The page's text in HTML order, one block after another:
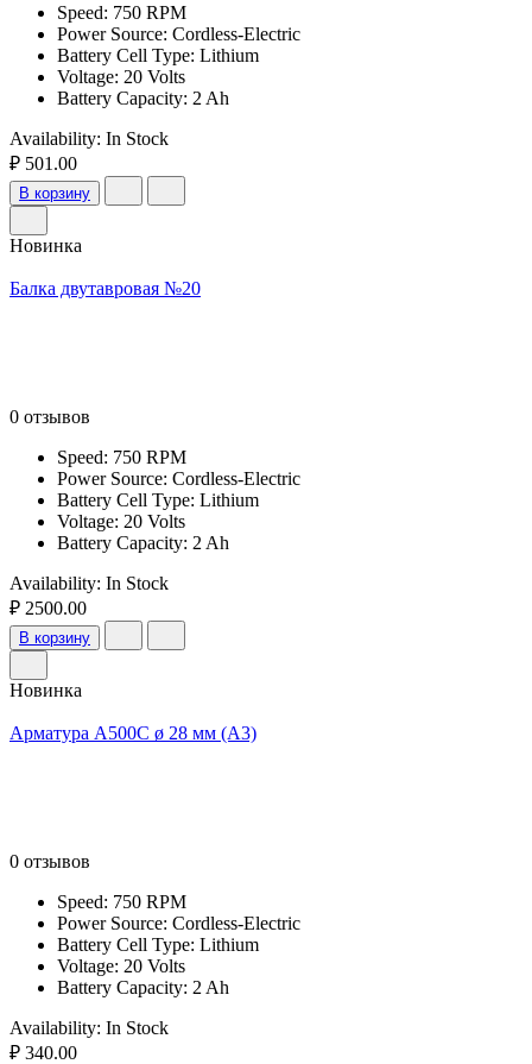
Speed: 750 RPM
Power Source: Cordless-Electric
Battery Cell Type: Lithium
Voltage: 20 Volts
Battery Capacity: 2 Ah
Availability: In Stock
₽ 501.00
В корзину
Новинка
Балка двутавровая №20
0 отзывов
Speed: 750 RPM
Power Source: Cordless-Electric
Battery Cell Type: Lithium
Voltage: 20 Volts
Battery Capacity: 2 Ah
Availability: In Stock
₽ 2500.00
В корзину
Новинка
Арматура А500С ø 28 мм (А3)
0 отзывов
Speed: 750 RPM
Power Source: Cordless-Electric
Battery Cell Type: Lithium
Voltage: 20 Volts
Battery Capacity: 2 Ah
Availability: In Stock
₽ 340.00